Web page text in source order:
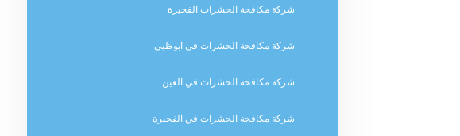
شركة مكافحة الحشرات الفجيرة
شركة مكافحة الحشرات في ابوظبي
شركة مكافحة الحشرات في العين
شركة مكافحة الحشرات في الفجيرة